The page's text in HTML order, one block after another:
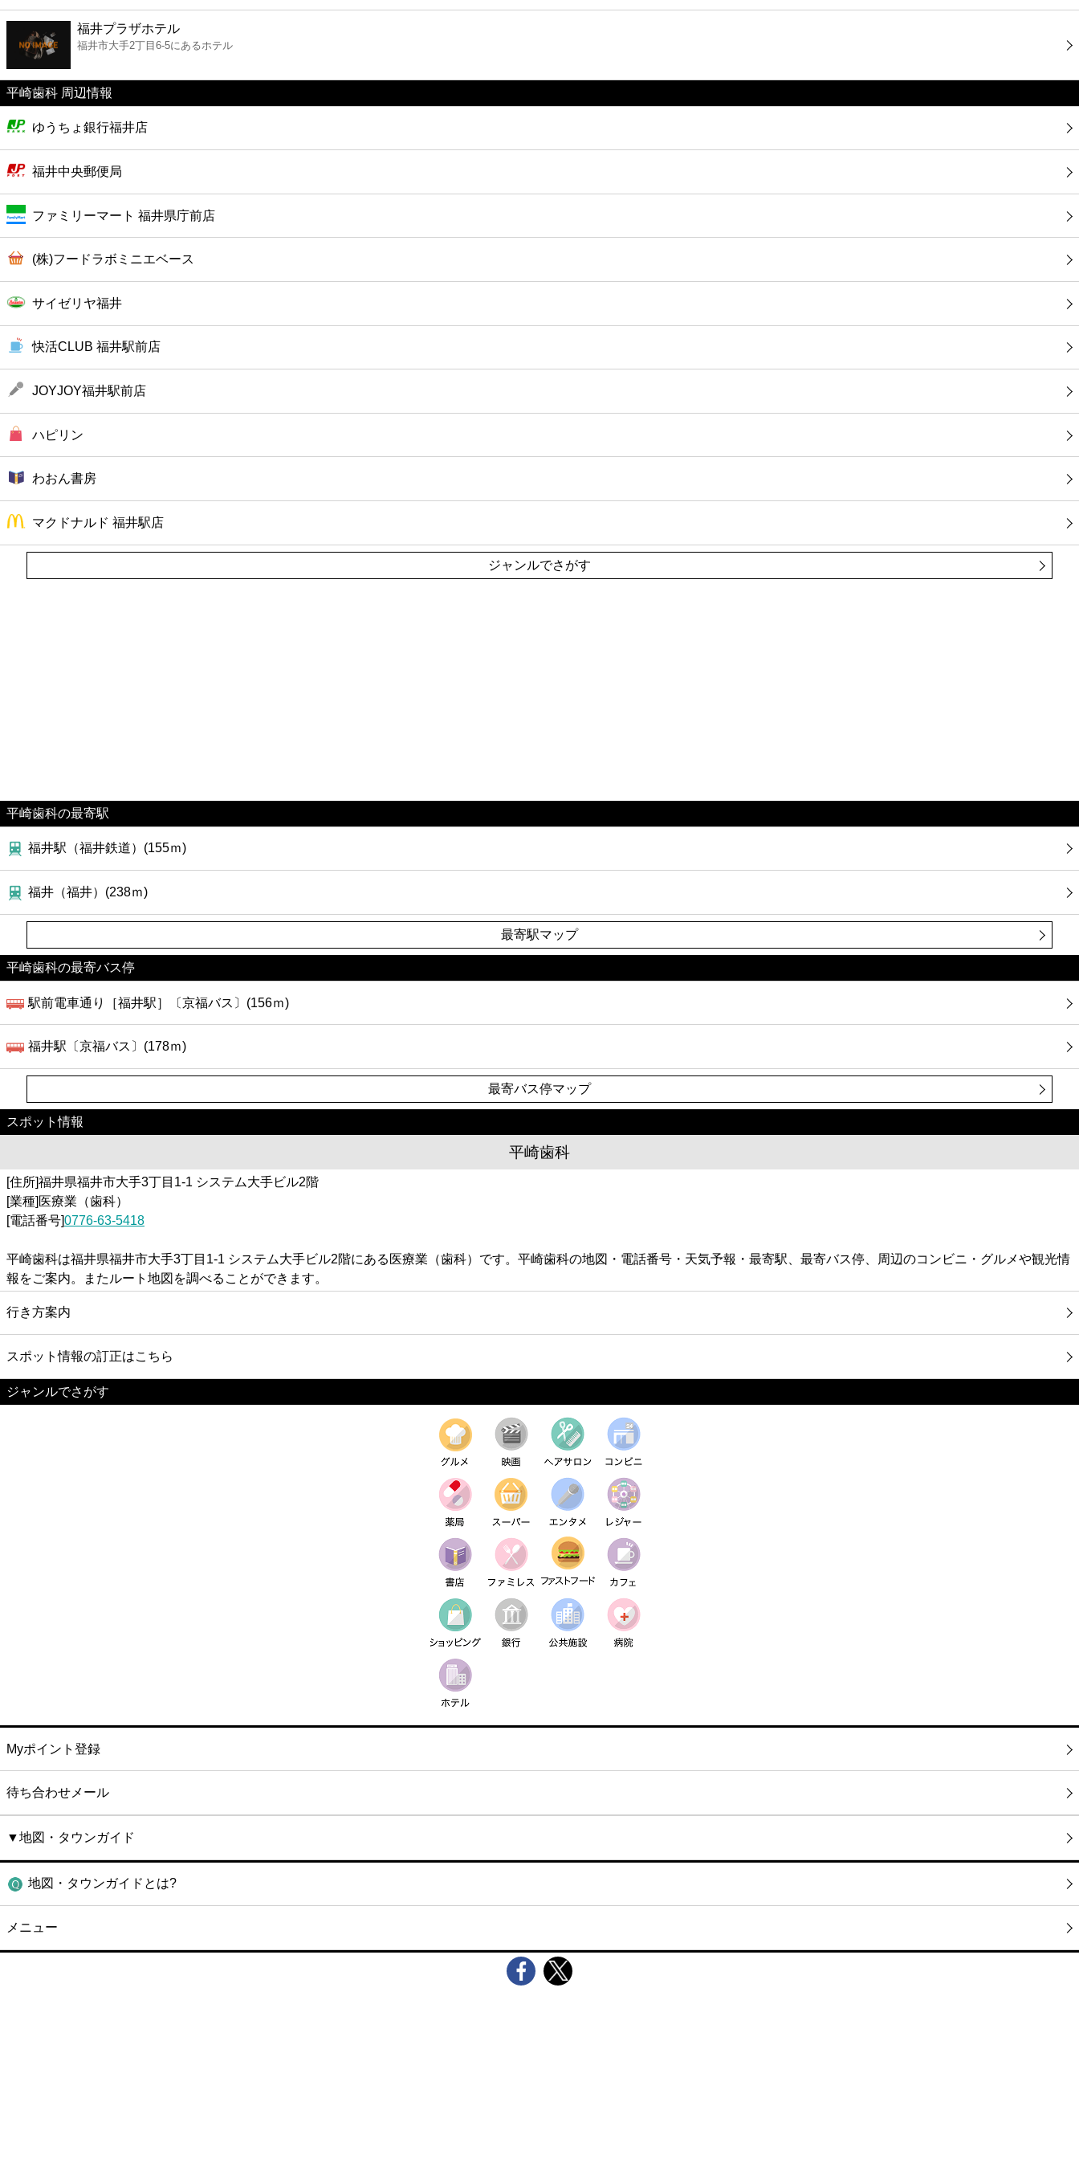
ファーストフード
カフェ
ショッピング
公共
病院
ホテル
福井プラザホテル
福井市大手2丁目6-5にあるホテル
平崎歯科 周辺情報
ゆうちょ銀行福井店
福井中央郵便局
ファミリーマート 福井県庁前店
(株)フードラボミニエベース
サイゼリヤ福井
快活CLUB 福井駅前店
JOYJOY福井駅前店
ハピリン
わおん書房
マクドナルド 福井駅店
ジャンルでさがす
平崎歯科の最寄駅
福井駅（福井鉄道）(155ｍ)
福井（福井）(238ｍ)
最寄駅マップ
平崎歯科の最寄バス停
駅前電車通り［福井駅］〔京福バス〕(156ｍ)
福井駅〔京福バス〕(178ｍ)
最寄バス停マップ
スポット情報
平崎歯科
[住所]福井県福井市大手3丁目1-1 システム大手ビル2階
[業種]医療業（歯科）
[電話番号]0776-63-5418
平崎歯科は福井県福井市大手3丁目1-1 システム大手ビル2階にある医療業（歯科）です。平崎歯科の地図・電話番号・天気予報・最寄駅、最寄バス停、周辺のコンビニ・グルメや観光情
報をご案内。またルート地図を調べることができます。
行き方案内
スポット情報の訂正はこちら
ジャンルでさがす
Myポイント登録
待ち合わせメール
▼地図・タウンガイド
地図・タウンガイドとは?
メニュー